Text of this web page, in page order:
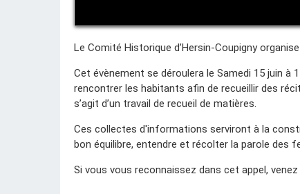
Le Comité Historique d’Hersin-Coupigny
Cet évènement se déroulera le Samedi 15 juin à
rencontrer les habitants afin de recueillir des
s’agit d’un travail de recueil de matières.
Ces collectes d'informations serviront à la
bon équilibre, entendre et récolter la parole des
Si vous vous reconnaissez dans cet appel,